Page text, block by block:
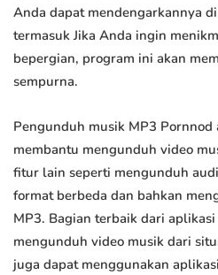
Anda dapat mendengarkannya
termasuk Jika Anda ingin
bepergian, program ini akan
sempurna.
Pengunduh musik MP3
membantu mengunduh video
fitur lain seperti mengunduh
format berbeda dan bahkan
MP3. Bagian terbaik dari
mengunduh video musik dari
juga dapat menggunakan